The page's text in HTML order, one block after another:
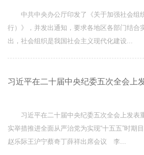
中共中央办公厅印发了《关于加强社会组
行）》，并发出通知，要求各地区各部门结合
出，社会组织是我国社会主义现代化建设...
习近平在二十届中央纪委五次全会上
习近平在二十届中央纪委五次全会上发表
实举措推进全面从严治党为实现“十五五”时期
赵乐际王沪宁蔡奇丁薛祥出席会议 李...